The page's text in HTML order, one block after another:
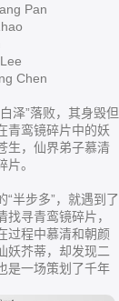
Pan
”落败，其身毁但
青鸾镜碎片中的妖
生，仙界弟子慕清
。
步多”，就遇到了
寻青鸾镜碎片，
过程中慕清和朝颜
妖芥蒂，却发现二
是一场策划了千年